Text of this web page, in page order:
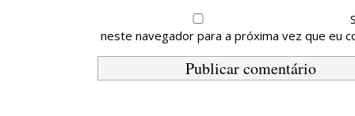
neste navegador para a próxima vez que eu